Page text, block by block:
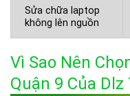
Sửa chữa laptop
không lên nguồn
Vì Sao Nên
Quận 9 Của Dlz